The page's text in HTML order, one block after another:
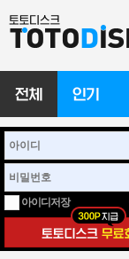
아이디저장